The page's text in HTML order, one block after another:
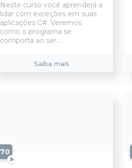
Neste curso você aprenderá a
lidar com exceções em suas
aplicações C#. Veremos
como o programa se
comporta ao ser...
Saiba mais
70